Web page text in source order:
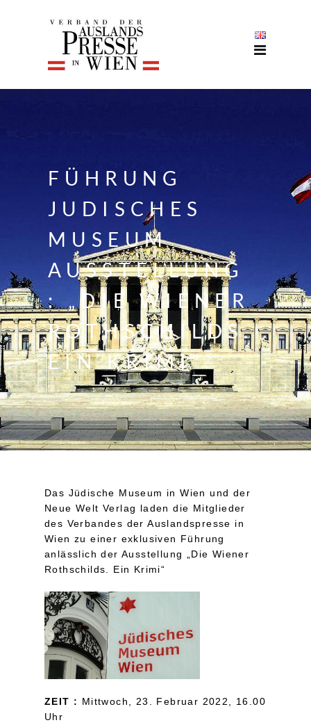
FÜHRUNG
JUDISCHES
MUSEUM
AUSSTELLUNG
: „DIE WIENER
ROTHSCHILDS.
EIN KRIMI“
Das Jüdische Museum in Wien und der
Neue Welt Verlag laden die Mitglieder
des Verbandes der Auslandspresse in
Wien zu einer exklusiven Führung
anlässlich der Ausstellung „Die Wiener
Rothschilds. Ein Krimi“
ZEIT : Mittwoch, 23. Februar 2022, 16.00
Uhr